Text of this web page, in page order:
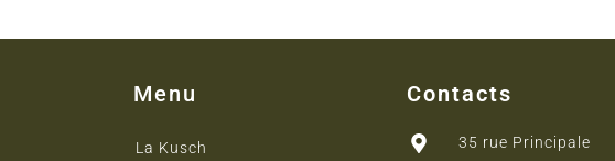
Menu
La Kusch
Contacts
35 rue Principale